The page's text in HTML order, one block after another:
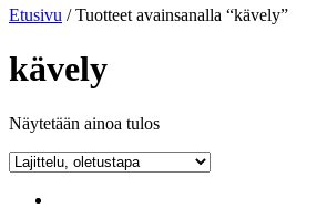
Etusivu / Tuotteet avainsanalla “kävely”
kävely
Näytetään ainoa tulos